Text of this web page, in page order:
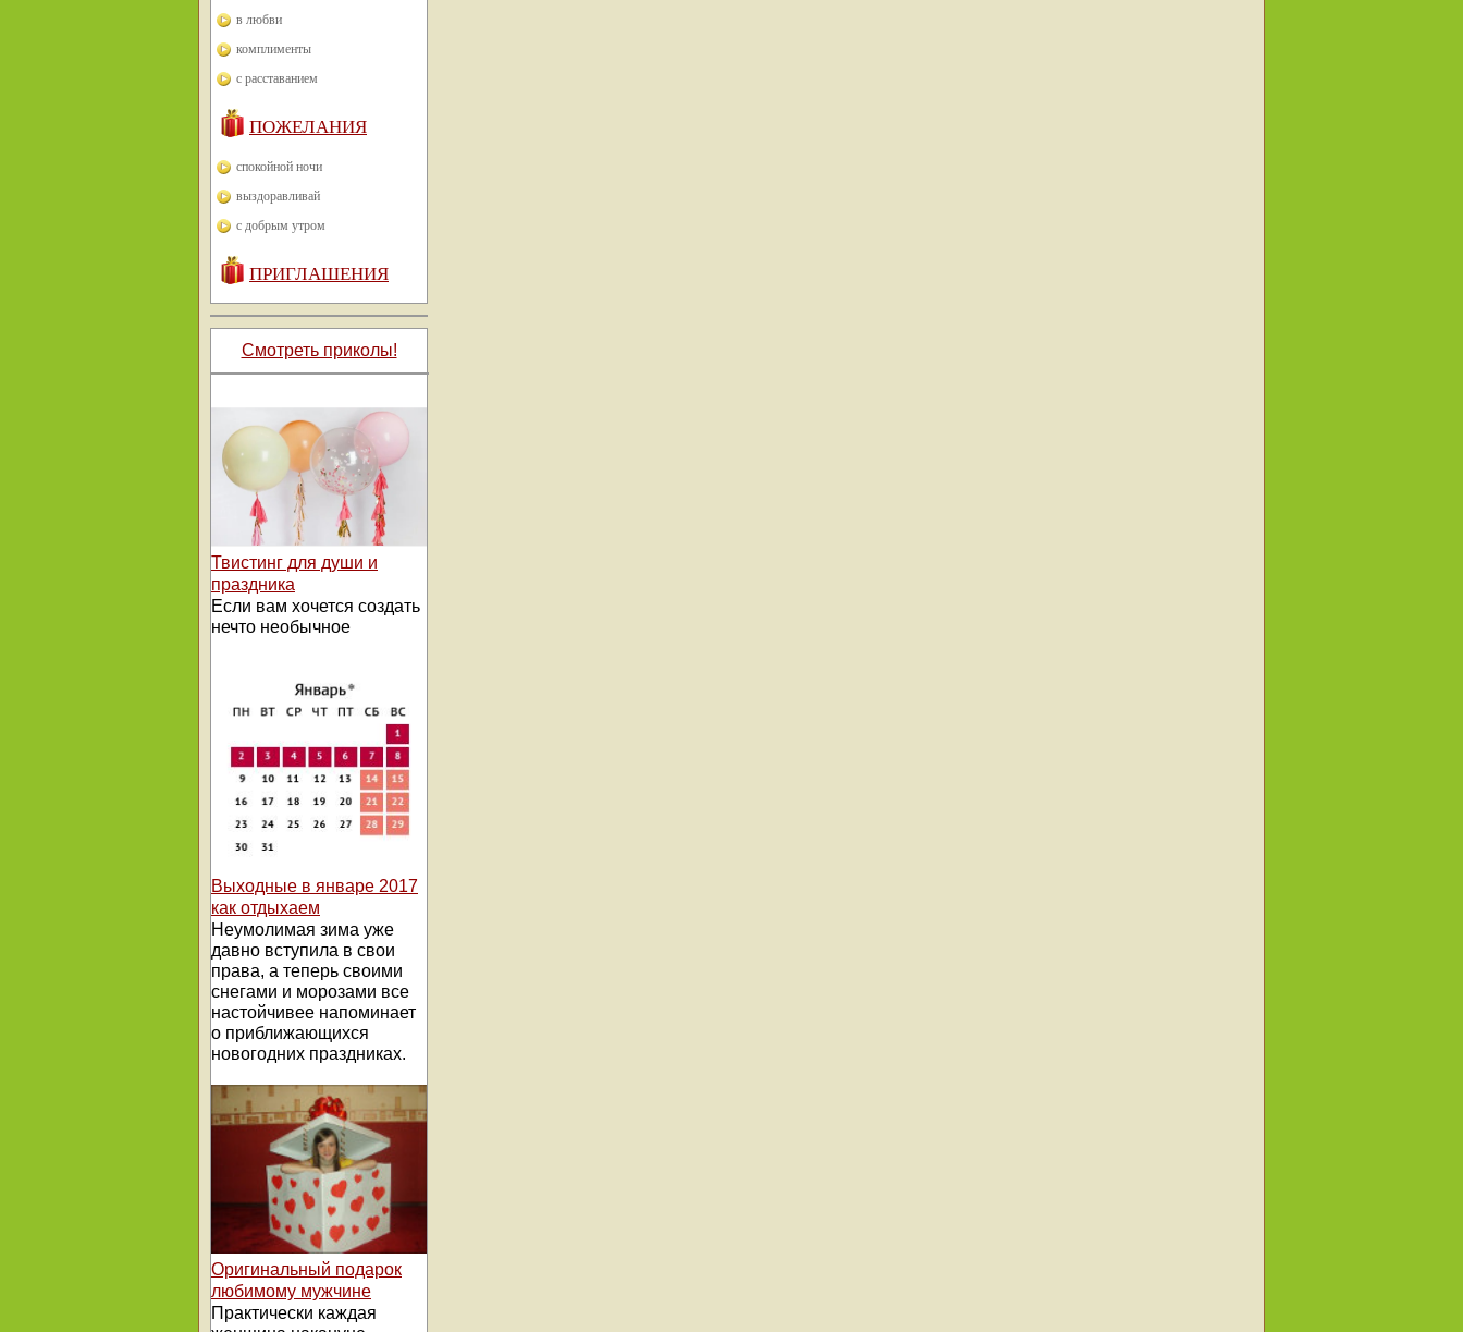
в любви
комплименты
с расставанием
ПОЖЕЛАНИЯ
спокойной ночи
выздоравливай
с добрым утром
ПРИГЛАШЕНИЯ
Смотреть приколы!
Твистинг для души и
праздника
Если вам хочется создать
нечто необычное
Выходные в январе 2017
как отдыхаем
Неумолимая зима уже
давно вступила в свои
права, а теперь своими
снегами и морозами все
настойчивее напоминает
о приближающихся
новогодних праздниках.
Оригинальный подарок
любимому мужчине
Практически каждая